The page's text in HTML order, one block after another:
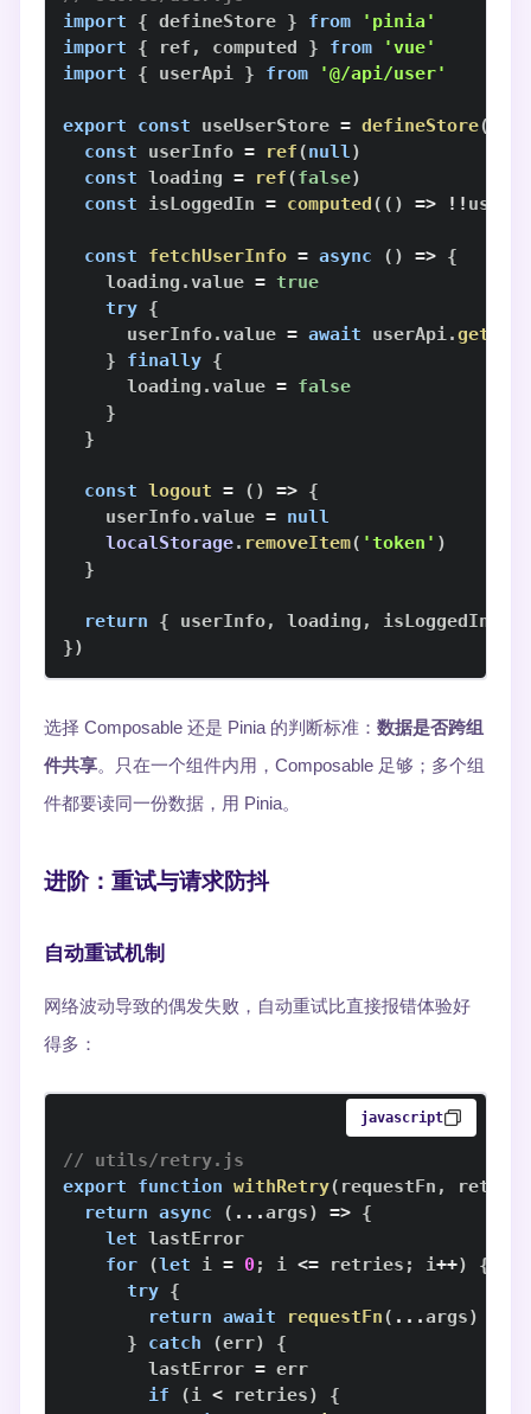
import
{ defineStore } from
'pinia'
import
{ ref , computed } from
'vue'
import
{ userApi } from '@/api/user'
export const useUserStore = defineStore(
const userInfo = ref(null)
const loading = ref(false)
const isLoggedIn = computed( ( ) => ! !
const fetchUserInfo = async ( ) => {
    loading
.value = true
try {
      userInfo
.value = await userApi.getInfo
}
finally {
      loading
.value = false
}
}
const logout = ( ) => {
    userInfo
.value = null
localStorage. removeItem( 'token' )
}
return { userInfo, loading , isLoggedIn
})
选择 Composable 还是 Pinia 的判断标准： 数据是否跨组
件共享。只在一个组件内用，Composable 足够；多个组
件都要读同一份数据，用 Pinia。
进阶：重试与请求防抖
自动重试机制
网络波动导致的偶发失败，自动重试比直接报错体验好
得多：
javascript
// utils/retry.js
export
function withRetry( requestFn ,
return async ( ...args) => {
let
for
(let i = 0; i <= retries ; i++)
{
try {
return await requestFn( ...args)
}
catch (err)
{
        lastError
=
if
(i < retries)
{